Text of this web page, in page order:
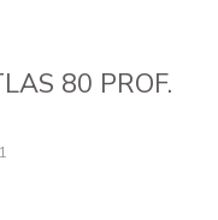
80 PROF.